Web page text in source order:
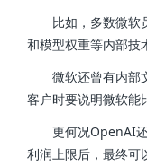
比如，多数微软
和模型权重等内部技
微软还曾有内部
客户时要说明微软能
更何况OpenAI还
利润上限后，最终可